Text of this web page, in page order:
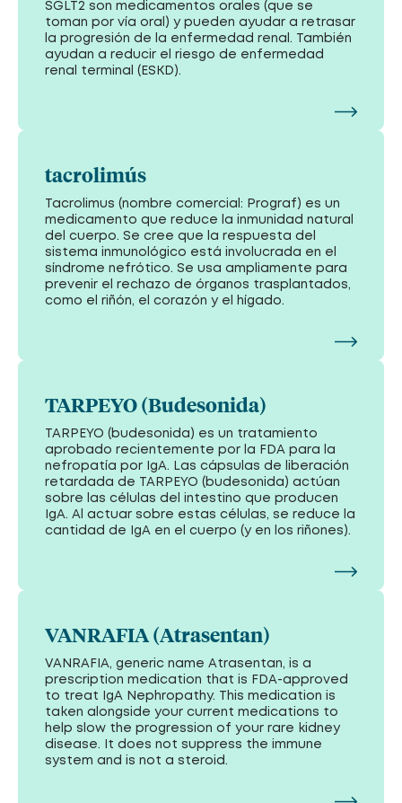
SGLT2 son medicamentos orales (que se
toman por vía oral) y pueden ayudar a retrasar
la progresión de la enfermedad renal. También
ayudan a reducir el riesgo de enfermedad
renal terminal (ESKD).
tacrolimús
Tacrolimus (nombre comercial: Prograf) es un
medicamento que reduce la inmunidad natural
del cuerpo. Se cree que la respuesta del
sistema inmunológico está involucrada en el
síndrome nefrótico. Se usa ampliamente para
prevenir el rechazo de órganos trasplantados,
como el riñón, el corazón y el hígado.
TARPEYO (Budesonida)
TARPEYO (budesonida) es un tratamiento
aprobado recientemente por la FDA para la
nefropatía por IgA. Las cápsulas de liberación
retardada de TARPEYO (budesonida) actúan
sobre las células del intestino que producen
IgA. Al actuar sobre estas células, se reduce la
cantidad de IgA en el cuerpo (y en los riñones).
VANRAFIA (Atrasentan)
VANRAFIA, generic name Atrasentan, is a
prescription medication that is FDA-approved
to treat IgA Nephropathy. This medication is
taken alongside your current medications to
help slow the progression of your rare kidney
disease. It does not suppress the immune
system and is not a steroid.